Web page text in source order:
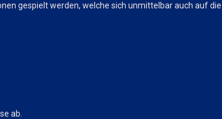
gespielt werden, welche sich unmittelbar auch auf
ab.